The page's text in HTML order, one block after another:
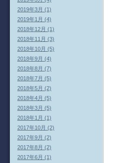
2019年3月 (1)
2019年1月 (4)
2018年12月 (1)
2018年11月 (3)
2018年10月 (5)
2018年9月 (4)
2018年8月 (7)
2018年7月 (5)
2018年5月 (2)
2018年4月 (5)
2018年3月 (5)
2018年1月 (1)
2017年10月 (2)
2017年9月 (2)
2017年8月 (2)
2017年6月 (1)